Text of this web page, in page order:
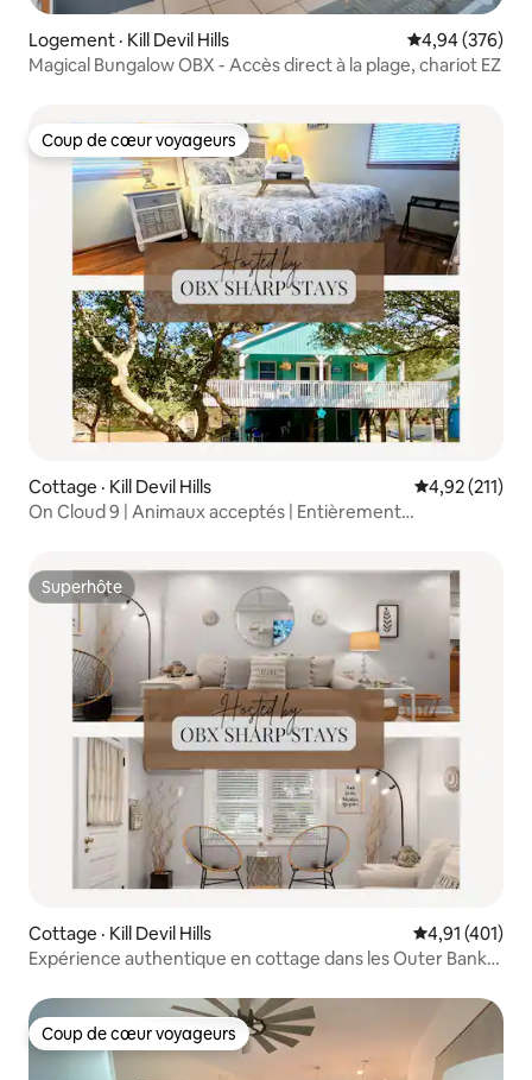
Logement · Kill Devil Hills Note
4,94 (376)
Magical Bungalow OBX - Accès direct à la plage, chariot EZ
Coup de cœur voyageurs
Coup de cœur voyageurs
Cottage · Kill Devil Hills Note
4,92 (211)
On Cloud 9 | Animaux acceptés | Entièrement
Superhôte
Superhôte
Cottage · Kill Devil Hills Note
4,91 (401)
Expérience authentique en cottage dans les Outer Banks |
Coup de cœur voyageurs
Coup de cœur voyageurs